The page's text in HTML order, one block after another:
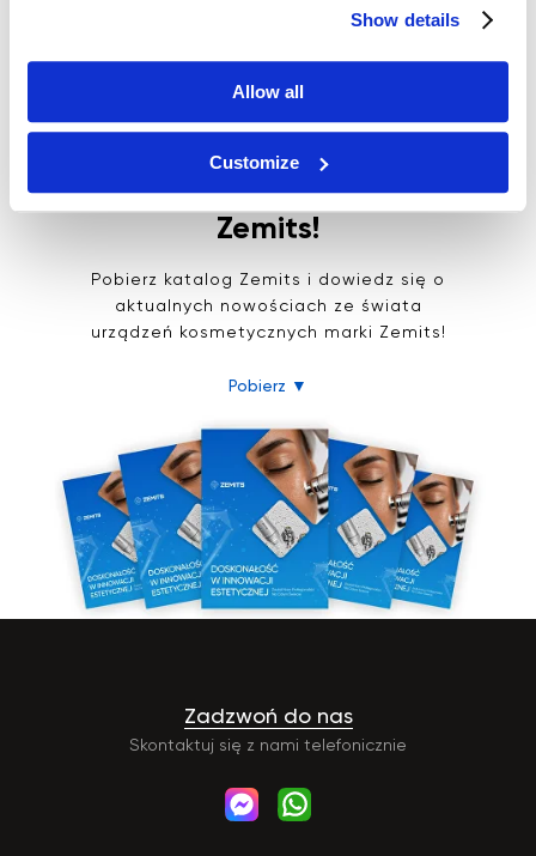
Show details
Allow all
Customize
Bądź na czasie z
Zemits!
Pobierz katalog Zemits i dowiedz się o
aktualnych nowościach ze świata
urządzeń kosmetycznych marki Zemits!
Pobierz ▼
Skontaktuj się z nami telefonicznie
Zadzwoń do nas